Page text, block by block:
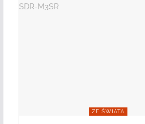
ZE ŚWIATA